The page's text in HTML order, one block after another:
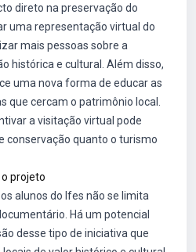
direto na preservação do
uma representação virtual do
mais pessoas sobre a
histórica e cultural. Além disso,
uma nova forma de educar as
que cercam o patrimônio local.
a visitação virtual pode
conservação quanto o turismo
projeto
alunos do Ifes não se limita
Há um potencial
desse tipo de iniciativa que